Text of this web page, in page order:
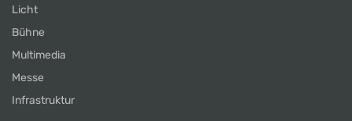
Licht
Bühne
Multimedia
Messe
Infrastruktur